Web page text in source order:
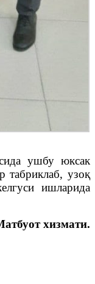
ушбу юксак
табриклаб, узоқ
ишларида
хизмати.